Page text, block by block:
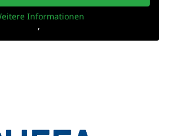
Informationen
‚